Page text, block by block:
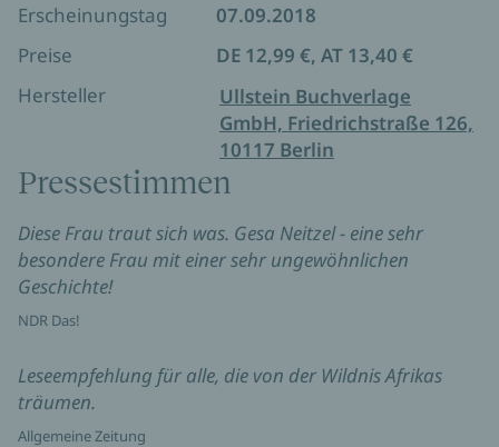
Erscheinungstag
07.09.2018
Preise
DE 12,99 €, AT 13,40 €
Hersteller
Ullstein Buchverlage
GmbH, Friedrichstraße 126,
10117 Berlin
Pressestimmen
Diese Frau traut sich was. Gesa Neitzel - eine sehr
besondere Frau mit einer sehr ungewöhnlichen
Geschichte!
NDR Das!
Leseempfehlung für alle, die von der Wildnis Afrikas
träumen.
Allgemeine Zeitung